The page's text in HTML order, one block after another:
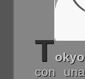
T
con